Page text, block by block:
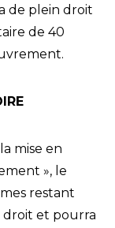
de plein droit
de 40
mise en
», le
restant
droit et pourra